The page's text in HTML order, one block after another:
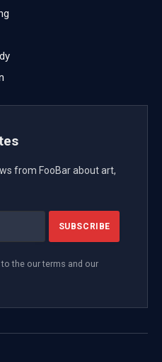
from FooBar about art,
the our terms and our